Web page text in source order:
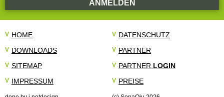
ANMELDEN
V HOME
V DOWNLOADS
V SITEMAP
V IMPRESSUM
V DATENSCHUTZ
V PARTNER
V PARTNER.LOGIN
V PREISE